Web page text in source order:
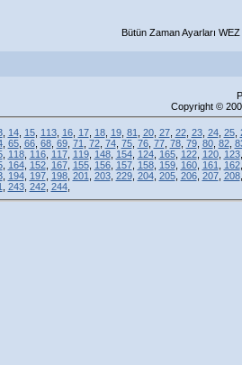
Bütün Zaman Ayarları
Copyright ©
, 14, 15, 113, 16, 17, 18, 19, 81 20, 27, 22, 23, 24, 25,
, 65, 66, 68, 69, 71 72, 74, 75, 76, 77, 78, 79, 80, 82,
, 118, 116, 117, 119, 148, 154, 124, 165, 122, 120, 123
, 164, 152, 167, 155, 156, 157, 158, 159, 160, 161 162
, 194, 197, 198, 201 203, 229, 204, 205, 206, 207, 208
243, 242, 244,